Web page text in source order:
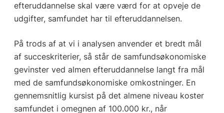
efteruddannelse skal være værd for at opveje de
udgifter, samfundet har til efteruddannelsen.
På trods af at vi i analysen anvender et bredt mål
af succeskriterier, så står de samfundsøkonomiske
gevinster ved almen efteruddannelse langt fra mål
med de samfundsøkonomiske omkostninger. En
gennemsnitlig kursist på det almene niveau koster
samfundet i omegnen af 100.000 kr., når